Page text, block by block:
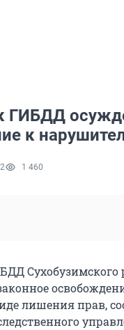
ГИБДД
к
1 460
Сухобузимского
лишения прав,